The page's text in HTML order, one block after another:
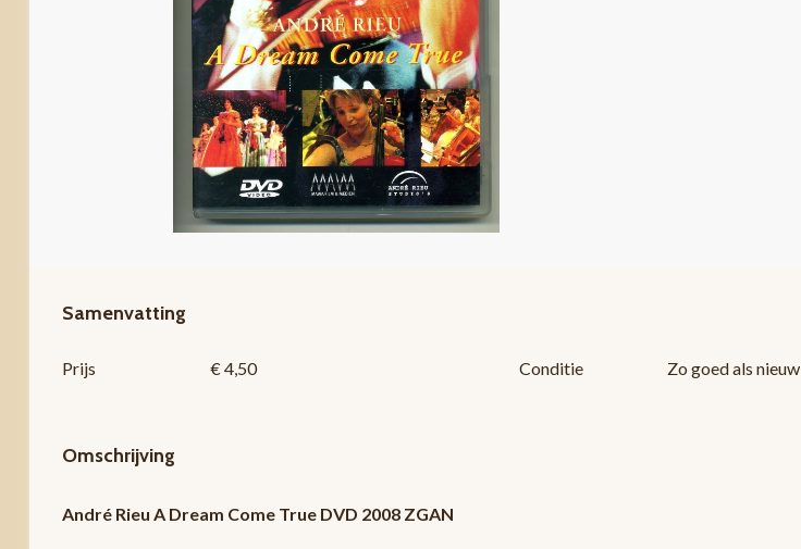
Samenvatting
Prijs € 4,50 Conditie Zo goed als nieuw
Omschrijving
André Rieu A Dream Come True DVD 2008 ZGAN